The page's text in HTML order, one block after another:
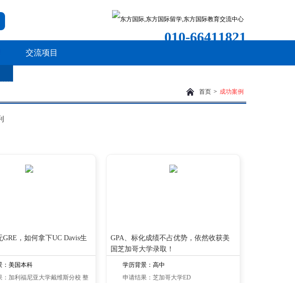
010-66411821
交流项目
首页 > 成功案例
GRE，如何拿下UC Davis生
：美国本科
：加利福尼亚大学戴维斯分校 整
GPA、标化成绩不占优势，依然收获美
国芝加哥大学录取！
学历背景：高中
申请结果：芝加哥大学ED